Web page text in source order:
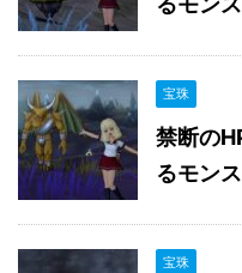
宝珠
禁断の
るモン
宝珠